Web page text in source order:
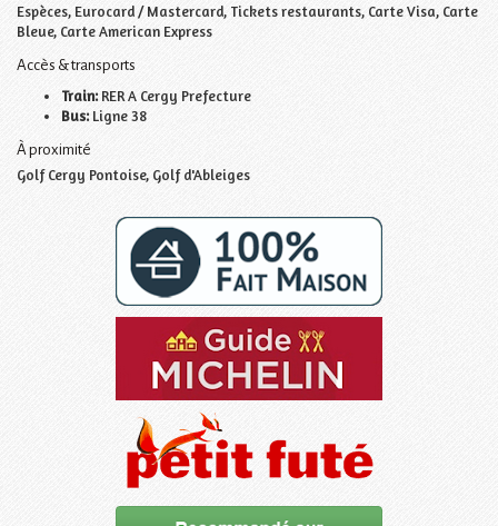
Espèces, Eurocard / Mastercard, Tickets restaurants, Carte Visa, Carte
Bleue, Carte American Express
Accès & transports
Train:RER A Cergy Prefecture
Bus:Ligne 38
À proximité
Golf Cergy Pontoise, Golf d'Ableiges